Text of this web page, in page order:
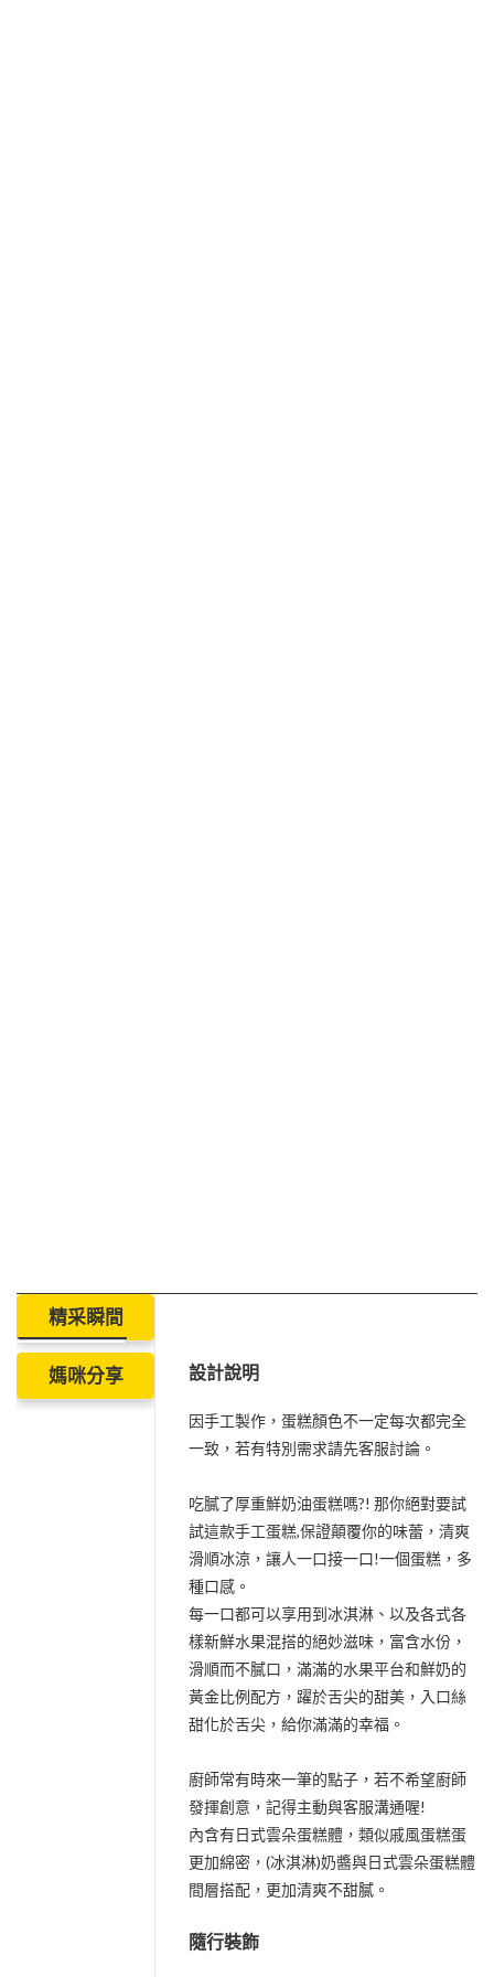
精采瞬間
媽咪分享 設計說明
因手工製作，蛋糕顏色不一定每次都完全
一致，若有特別需求請先客服討論。
吃膩了厚重鮮奶油蛋糕嗎?! 那你絕對要試
試這款手工蛋糕,保證顛覆你的味蕾，清爽
滑順冰涼，讓人一口接一口!一個蛋糕，多
種口感。
每一口都可以享用到冰淇淋、以及各式各
樣新鮮水果混搭的絕妙滋味，富含水份，
滑順而不膩口，滿滿的水果平台和鮮奶的
黃金比例配方，躍於舌尖的甜美，入口絲
甜化於舌尖，給你滿滿的幸福。
廚師常有時來一筆的點子，若不希望廚師
發揮創意，記得主動與客服溝通喔!
內含有日式雲朵蛋糕體，類似戚風蛋糕蛋
更加綿密，(冰淇淋)奶醬與日式雲朵蛋糕體
間層搭配，更加清爽不甜膩。
隨行裝飾